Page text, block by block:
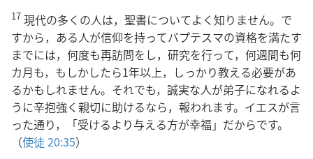
17 現代の多くの人は，聖書についてよく知りません。で
すから，ある人が信仰を持ってバプテスマの資格を満たす
までには，何度も再訪問をし，研究を行って，何週間も何
カ月も，もしかしたら1年以上，しっかり教える必要があ
るかもしれません。それでも，誠実な人が弟子になれるよ
うに辛抱強く親切に助けるなら，報われます。イエスが言
った通り，「受けるより与える方が幸福」だからです。
（使徒 20:35）